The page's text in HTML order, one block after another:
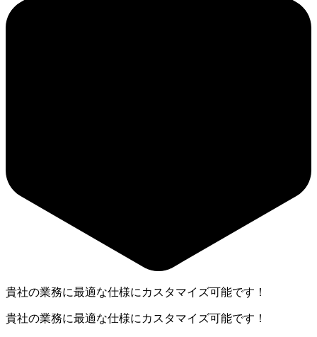
貴社の業務に最適な仕様にカスタマイズ可能です！
貴社の業務に最適な仕様にカスタマイズ可能です！